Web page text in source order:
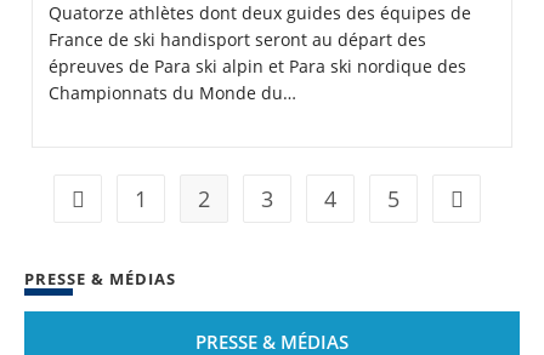
Quatorze athlètes dont deux guides des équipes de
France de ski handisport seront au départ des
épreuves de Para ski alpin et Para ski nordique des
Championnats du Monde du…
Go to the previous page
1 2 3 4 5 Aller à la
PRESSE & MÉDIAS
PRESSE & MÉDIAS